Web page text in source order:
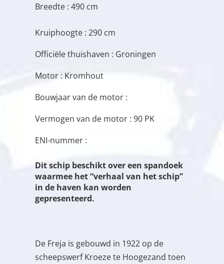
Breedte : 490 cm
Kruiphoogte : 290 cm
Officiële thuishaven : Groningen
Motor : Kromhout
Bouwjaar van de motor :
Vermogen van de motor : 90 PK
ENI-nummer :
Dit schip beschikt over een spandoek
waarmee het “verhaal van het schip”
in de haven kan worden
gepresenteerd.
De Freja is gebouwd in 1922 op de
scheepswerf Kroeze te Hoogezand toen